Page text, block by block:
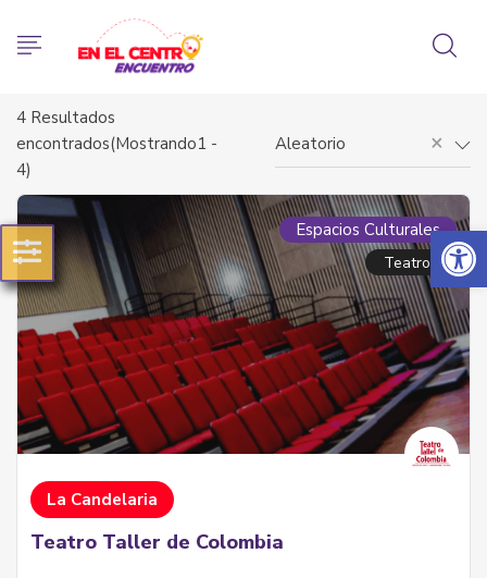
Abrir
4 Resultados
encontrados(Mostrando1 -
4)
×
Aleatorio
Espacios Culturales
Teatros
La Candelaria
Teatro Taller de Colombia